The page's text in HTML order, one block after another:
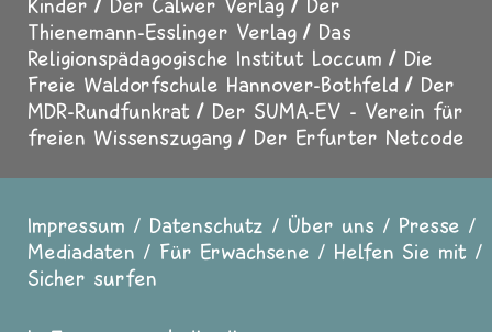
Thienemann-Esslinger Verlag
Das
Religionspädagogische Institut Loccum
Die
Freie Waldorfschule Hannover-Bothfeld
Der
MDR-Rundfunkrat
Der SUMA-EV - Verein für
freien Wissenszugang
Der Erfurter Netcode
Fußzeile
Impressum Datenschutz Über uns
Presse
Mediadaten
Für Erwachsene
Helfen Sie mit
Sicher surfen